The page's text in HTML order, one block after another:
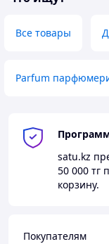
Все товары
Parfum
satu.kz
50 000 тг
корзину.
Покупателям